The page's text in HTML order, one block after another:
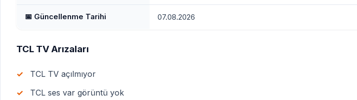
📅 Güncellenme Tarihi 07.08.2026
TCL TV Arızaları
TCL TV açılmıyor
TCL ses var görüntü yok